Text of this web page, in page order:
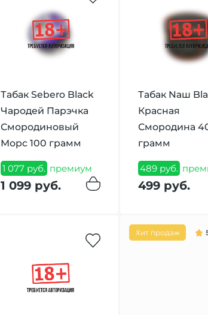
Табак Sebero Black
Чародей Парэчка
Смородиновый
Морс 100 грамм
1 077 руб. премиум
1 099 руб.
Табак Nаш
Красная
Смородина
грамм
489 руб.
499 руб.
Хит продаж